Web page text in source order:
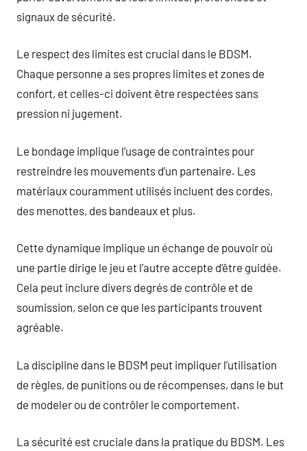
signaux de sécurité.
Le respect des limites est crucial dans le BDSM.
Chaque personne a ses propres limites et zones de
confort, et celles-ci doivent être respectées sans
pression ni jugement.
Le bondage implique l’usage de contraintes pour
restreindre les mouvements d’un partenaire. Les
matériaux couramment utilisés incluent des cordes,
des menottes, des bandeaux et plus.
Cette dynamique implique un échange de pouvoir où
une partie dirige le jeu et l’autre accepte d’être guidée.
Cela peut inclure divers degrés de contrôle et de
soumission, selon ce que les participants trouvent
agréable.
La discipline dans le BDSM peut impliquer l’utilisation
de règles, de punitions ou de récompenses, dans le but
de modeler ou de contrôler le comportement.
La sécurité est cruciale dans la pratique du BDSM. Les